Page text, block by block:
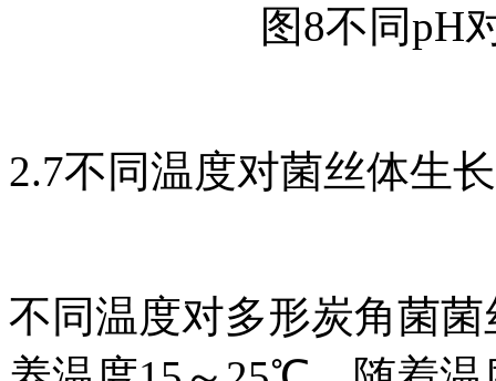
图8不同pH
2.7不同温度对菌丝体生
不同温度对多形炭角菌